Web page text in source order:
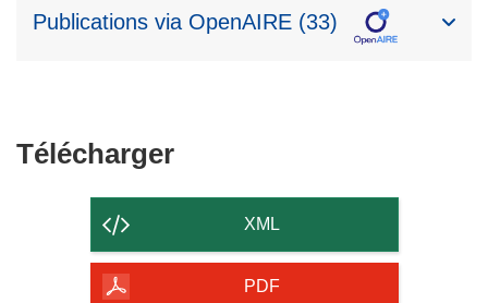
Publications via OpenAIRE (33)
TéléchargerTélécharger
contenu
de
XML
PDF